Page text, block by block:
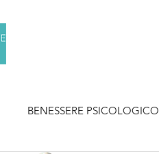
BENESSERE PSICOLOGICO